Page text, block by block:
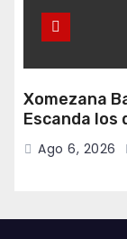
Xomezana
Escanda los
Ago 6, 2026